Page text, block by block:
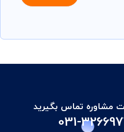
مشاوره تماس بگيريد
031-